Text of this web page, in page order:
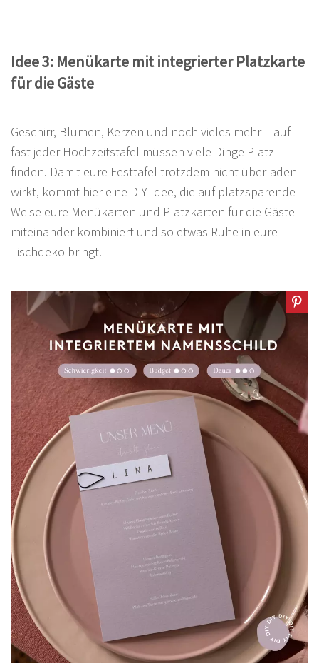
Idee 3: Menükarte mit integrierter Platzkarte
für die Gäste
Geschirr, Blumen, Kerzen und noch vieles mehr – auf
fast jeder Hochzeitstafel müssen viele Dinge Platz
finden. Damit eure Festtafel trotzdem nicht überladen
wirkt, kommt hier eine DIY-Idee, die auf platzsparende
Weise eure Menükarten und Platzkarten für die Gäste
miteinander kombiniert und so etwas Ruhe in eure
Tischdeko bringt.